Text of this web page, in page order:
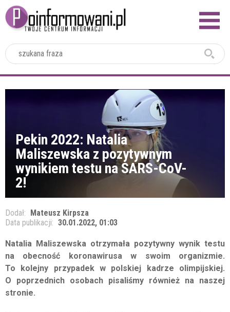
Pekin 2022: Natalia
Maliszewska z pozytywnym
wynikiem testu na SARS-CoV-
2!
Dodał: Mateusz Kirpsza
Data publikacji: 30.01.2022, 01:03
Natalia Maliszewska otrzymała pozytywny wynik testu
na obecność koronawirusa w swoim organizmie.
To kolejny przypadek w polskiej kadrze olimpijskiej.
O poprzednich osobach pisaliśmy również na naszej
stronie.